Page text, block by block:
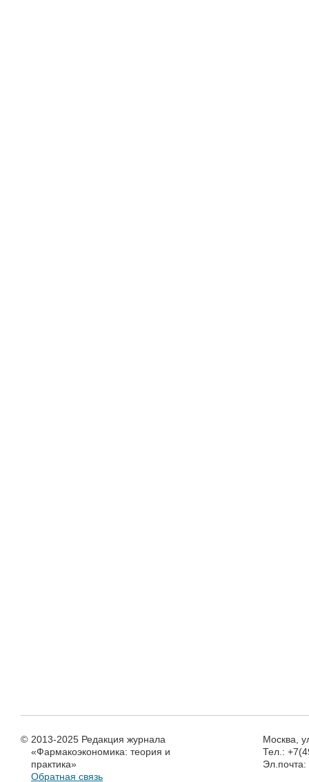
© 2013-2025 Редакция журнала
«Фармакоэкономика: теория и
практика»
Обратная связь
Москва,
Тел.:
Эл.почта: